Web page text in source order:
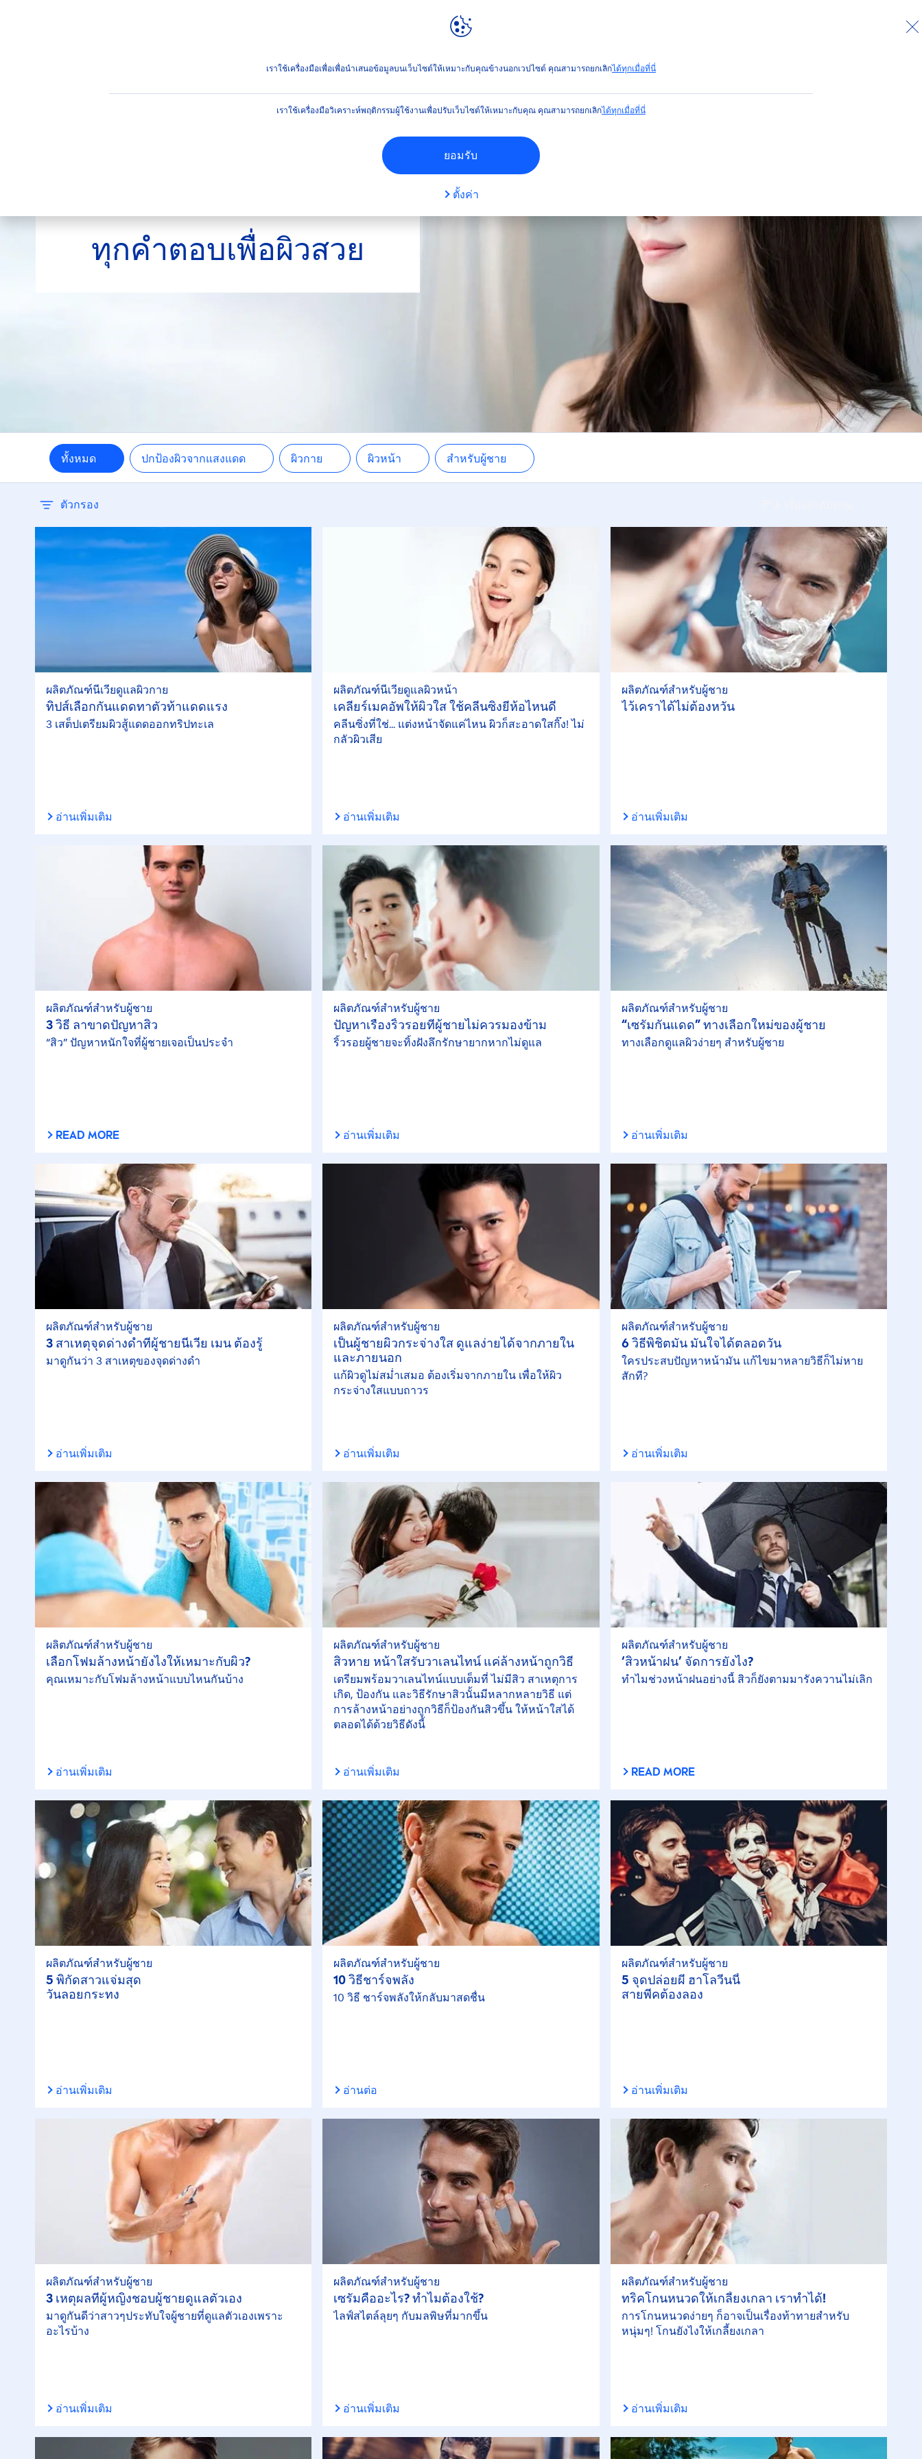
เราใช้เครื่องมือเพื่อเพื่อนำเสนอข้อมูลบนเว็บไซต์ให้เหมาะกับคุณข้างนอกเวปไซต์ คุณสามารถยกเลิกได้ทุกเมื่อที่นี่
เราใช้เครื่องมือวิเคราะห์พฤติกรรมผู้ใช้งานเพื่อปรับเว็บไซต์ให้เหมาะกับคุณ คุณสามารถยกเลิกได้ทุกเมื่อที่นี่
ยอมรับ
ตั้งค่า
ทุกคำตอบเพื่อผิวสวย
ทั้งหมด ปกป้องผิวจากแสงแดด ผิวกาย ผิวหน้า สำหรับผู้ชาย
ตัวกรอง
สำหรับผู้ชาย
ประเภทผลิตภัณฑ์
ทำความสะอาดผิวหน้า
วงแขน
ระงับกลิ่นกายและดูแลใต้
เพศ
เด็ก
ผิวแห้ง
ผิวที่บอบบางแพ้ง่าย
ผิวธรรมดา
ผิวผสม
ผิวมีริ้วรอย หย่อนคล้อย
ผลิตภัณฑ์นีเวียดูแลผิวกาย
ทิปส์เลือกกันแดดทาตัวท้าแดดแรง
3 เสต็ปเตรียมผิวสู้แดดออกทริปทะเล
อ่านเพิ่มเติม
ผลิตภัณฑ์นีเวียดูแลผิวหน้า
เคลียร์เมคอัพให้ผิวใส ใช้คลีนซิ่งยี่ห้อไหนดี
คลีนซิ่งที่ใช่... แต่งหน้าจัดแค่ไหน ผิวก็สะอาดใสกิ๊ง! ไม่
กลัวผิวเสีย
อ่านเพิ่มเติม
ผลิตภัณฑ์สำหรับผู้ชาย
ไว้เคราได้ไม่ต้องหวั่น
อ่านเพิ่มเติม
ผลิตภัณฑ์สำหรับผู้ชาย
3 วิธี ลาขาดปัญหาสิว
“สิว” ปัญหาหนักใจที่ผู้ชายเจอเป็นประจำ
READ MORE
ผลิตภัณฑ์สำหรับผู้ชาย
ปัญหาเรื่องริ้วรอยที่ผู้ชายไม่ควรมองข้าม
ริ้วรอยผู้ชายจะทิ้งฝังลึกรักษายากหากไม่ดูแล
อ่านเพิ่มเติม
ผลิตภัณฑ์สำหรับผู้ชาย
“เซรั่มกันแดด” ทางเลือกใหม่ของผู้ชาย
ทางเลือกดูแลผิวง่ายๆ สำหรับผู้ชาย
อ่านเพิ่มเติม
ผลิตภัณฑ์สำหรับผู้ชาย
3 สาเหตุจุดด่างดำที่ผู้ชายนีเวีย เมน ต้องรู้
มาดูกันว่า 3 สาเหตุของจุดด่างดำ
อ่านเพิ่มเติม
ผลิตภัณฑ์สำหรับผู้ชาย
เป็นผู้ชายผิวกระจ่างใส ดูแลง่ายได้จากภายใน
และภายนอก
แก้ผิวดูไม่สม่ำเสมอ ต้องเริ่มจากภายใน เพื่อให้ผิว
กระจ่างใสแบบถาวร
อ่านเพิ่มเติม
ผลิตภัณฑ์สำหรับผู้ชาย
6 วิธีพิชิตมัน มั่นใจได้ตลอดวัน
ใครประสบปัญหาหน้ามัน แก้ไขมาหลายวิธีก็ไม่หาย
สักที?
อ่านเพิ่มเติม
ผลิตภัณฑ์สำหรับผู้ชาย
เลือกโฟมล้างหน้ายังไงให้เหมาะกับผิว?
คุณเหมาะกับโฟมล้างหน้าแบบไหนกันบ้าง
อ่านเพิ่มเติม
ผลิตภัณฑ์สำหรับผู้ชาย
สิวหาย หน้าใสรับวาเลนไทน์ แค่ล้างหน้าถูกวิธี
เตรียมพร้อมวาเลนไทน์แบบเต็มที่ ไม่มีสิว สาเหตุการ
เกิด, ป้องกัน และวิธีรักษาสิวนั้นมีหลากหลายวิธี แต่
การล้างหน้าอย่างถูกวิธีก็ป้องกันสิวขึ้น ให้หน้าใสได้
ตลอดได้ด้วยวิธีดังนี้
อ่านเพิ่มเติม
ผลิตภัณฑ์สำหรับผู้ชาย
‘สิวหน้าฝน’ จัดการยังไง?
ทำไมช่วงหน้าฝนอย่างนี้ สิวก็ยังตามมารังควานไม่เลิก
READ MORE
ผลิตภัณฑ์สำหรับผู้ชาย
5 พิกัดสาวแจ่มสุด
วันลอยกระทง
อ่านเพิ่มเติม
ผลิตภัณฑ์สำหรับผู้ชาย
10 วิธีชาร์จพลัง
10 วิธี ชาร์จพลังให้กลับมาสดชื่น
อ่านต่อ
ผลิตภัณฑ์สำหรับผู้ชาย
5 จุดปล่อยผี ฮาโลวีนนี้
สายพีคต้องลอง
อ่านเพิ่มเติม
ผลิตภัณฑ์สำหรับผู้ชาย
3 เหตุผลที่ผู้หญิงชอบผู้ชายดูแลตัวเอง
มาดูกันดีว่าสาวๆประทับใจผู้ชายที่ดูแลตัวเองเพราะ
อะไรบ้าง
อ่านเพิ่มเติม
ผลิตภัณฑ์สำหรับผู้ชาย
เซรั่มคืออะไร? ทำไมต้องใช้?
ไลฟ์สไตล์ลุยๆ กับมลพิษที่มากขึ้น
อ่านเพิ่มเติม
ผลิตภัณฑ์สำหรับผู้ชาย
ทริคโกนหนวดให้เกลี้ยงเกลา เราทำได้!
การโกนหนวดง่ายๆ ก็อาจเป็นเรื่องท้าทายสำหรับ
หนุ่มๆ! โกนยังไงให้เกลี้ยงเกลา
อ่านเพิ่มเติม